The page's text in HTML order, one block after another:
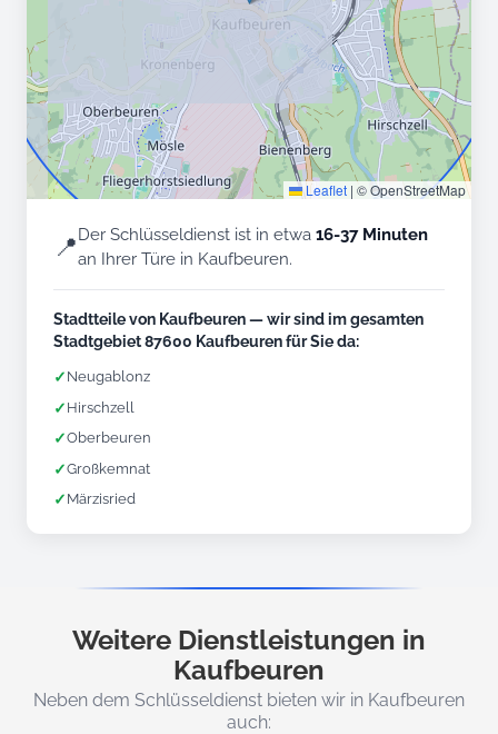
Leaflet | © OpenStreetMap
📍Der Schlüsseldienst ist in etwa 16-37 Minuten
an Ihrer Türe in Kaufbeuren.
Stadtteile von Kaufbeuren — wir sind im gesamten
Stadtgebiet 87600 Kaufbeuren für Sie da:
✓ Neugablonz
✓ Hirschzell
✓Oberbeuren
✓Großkemnat
✓ Märzisried
Weitere Dienstleistungen in
Kaufbeuren
Neben dem Schlüsseldienst bieten wir in Kaufbeuren
auch: